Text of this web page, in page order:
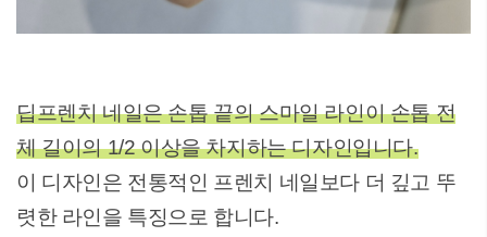
딥프렌치 네일은 손톱 끝의 스마일 라인이 손톱 전
체 길이의 1/2 이상을 차지하는 디자인입니다.
이 디자인은 전통적인 프렌치 네일보다 더 깊고 뚜
렷한 라인을 특징으로 합니다.